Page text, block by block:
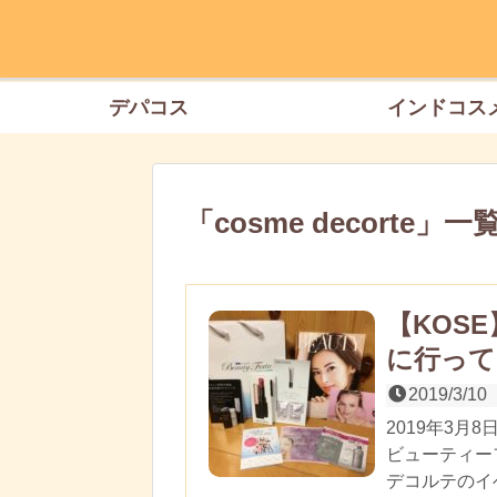
デパコス インドコス
「 cosme decorte 」 一
【
に行っ
2019/3/10
2019年3月8
ビューティ
デコルテの